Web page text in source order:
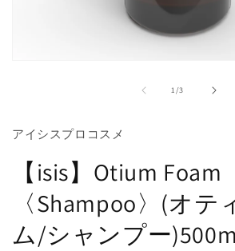
メ
く
1/
の3
アイシスプロコスメ
【isis】Otium Foam
〈Shampoo〉(オ
ム/シャンプー